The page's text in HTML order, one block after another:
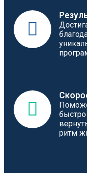
быстро
ритм